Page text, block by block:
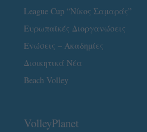
League Cup “Νίκος Σαμαράς”
Ευρωπαϊκές Διοργανώσεις
Ενώσεις – Ακαδημίες
Διοικητικά Νέα
Beach Volley
VolleyPlanet